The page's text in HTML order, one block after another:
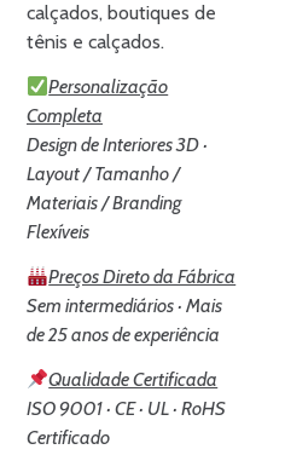
calçados, boutiques de
tênis e calçados.
Personalização
Completa
Design de Interiores 3D ·
Layout / Tamanho /
Materiais / Branding
Flexíveis
Preços Direto da Fábrica
Sem intermediários · Mais
de 25 anos de experiência
Qualidade Certificada
ISO 9001 · CE · UL · RoHS
Certificado